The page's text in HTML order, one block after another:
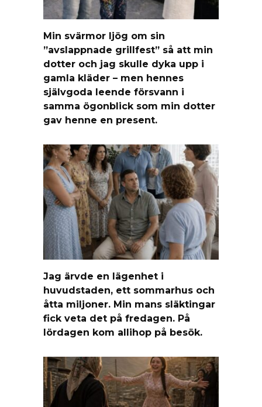
Min svärmor ljög om sin
”avslappnade grillfest” så att min
dotter och jag skulle dyka upp i
gamla kläder – men hennes
självgoda leende försvann i
samma ögonblick som min dotter
gav henne en present.
Jag ärvde en lägenhet i
huvudstaden, ett sommarhus och
åtta miljoner. Min mans släktingar
fick veta det på fredagen. På
lördagen kom allihop på besök.